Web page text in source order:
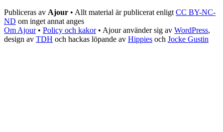
Publiceras av Ajour • Allt material är publicerat enligt CC BY-NC-
ND om inget annat anges
Om Ajour• Policy och kakor• Ajour använder sig av WordPress,
design av TDH och hackas löpande av Hippies och Jocke Gustin